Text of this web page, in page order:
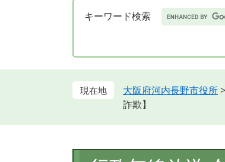
キーワード検索 Google
カ
検
大阪府河内長野市役所>
詐欺】